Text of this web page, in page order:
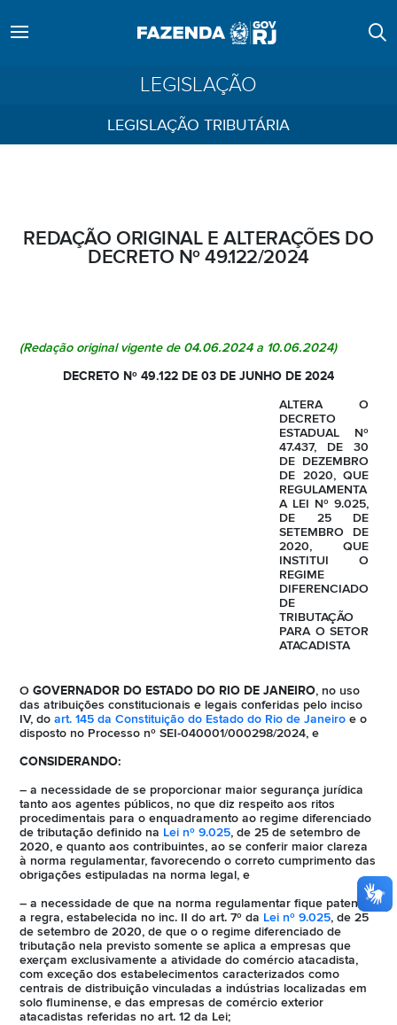
LEGISLAÇÃO
LEGISLAÇÃO TRIBUTÁRIA
REDAÇÃO ORIGINAL E ALTERAÇÕES DO
DECRETO Nº 49.122/2024
(Redação original vigente de 04.06.2024 a 10.06.2024)
DECRETO Nº 49.122 DE 03 DE JUNHO DE 2024
ALTERA O
DECRETO
ESTADUAL Nº
47.437, DE 30
DE DEZEMBRO
DE 2020, QUE
REGULAMENTA
A LEI Nº 9.025,
DE 25 DE
SETEMBRO DE
2020, QUE
INSTITUI O
REGIME
DIFERENCIADO
DE
TRIBUTAÇÃO
PARA O SETOR
ATACADISTA
O GOVERNADOR DO ESTADO DO RIO DE JANEIRO, no uso
das atribuições constitucionais e legais conferidas pelo inciso
IV, do art. 145 da Constituição do Estado do Rio de Janeiro e o
disposto no Processo nº SEI-040001/000298/2024, e
CONSIDERANDO:
– a necessidade de se proporcionar maior segurança jurídica
tanto aos agentes públicos, no que diz respeito aos ritos
procedimentais para o enquadramento ao regime diferenciado
de tributação definido na Lei nº 9.025, de 25 de setembro de
2020, e quanto aos contribuintes, ao se conferir maior clareza
à norma regulamentar, favorecendo o correto cumprimento das
obrigações estipuladas na norma legal, e
– a necessidade de que na norma regulamentar fique patente
a regra, estabelecida no inc. II do art. 7º da Lei nº 9.025, de 25
de setembro de 2020, de que o o regime diferenciado de
tributação nela previsto somente se aplica a empresas que
exerçam exclusivamente a atividade do comércio atacadista,
com exceção dos estabelecimentos caracterizados como
centrais de distribuição vinculadas a indústrias localizadas em
solo fluminense, e das empresas de comércio exterior
atacadistas referidas no art. 12 da Lei;